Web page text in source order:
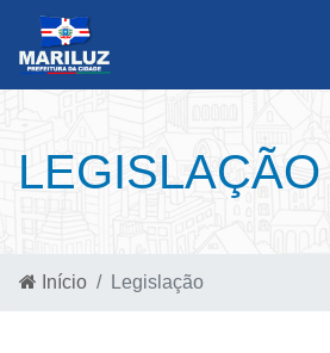
LEGISLAÇÃO
Início Legislação